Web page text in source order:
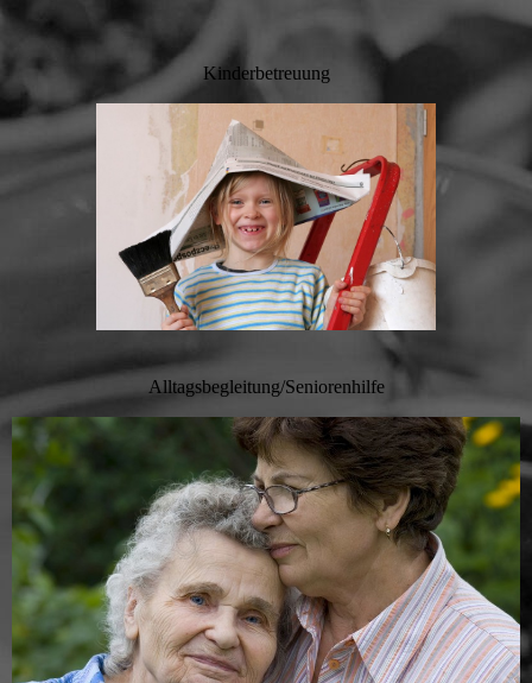
Kinderbetreuung
Alltagsbegleitung/Seniorenhilfe